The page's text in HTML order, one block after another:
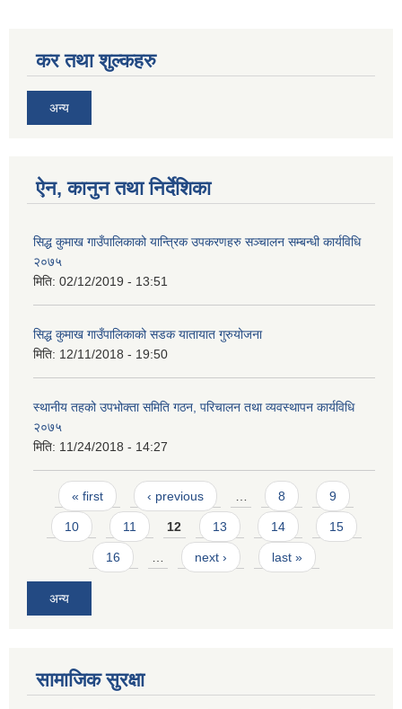
कर तथा शुल्कहरु
अन्य
ऐन, कानुन तथा निर्देशिका
सिद्ध कुमाख गाउँपालिकाको यान्त्रिक उपकरणहरु सञ्चालन सम्बन्धी कार्यविधि
२०७५
मिति: 02/12/2019 - 13:51
सिद्ध कुमाख गाउँपालिकाको सडक यातायात गुरुयोजना
मिति: 12/11/2018 - 19:50
स्थानीय तहको उपभोक्ता समिति गठन, परिचालन तथा व्यवस्थापन कार्यविधि
२०७५
मिति: 11/24/2018 - 14:27
Pages
« first ‹ previous 8 9
10 11 12 13 14 15
16 next › last »
अन्य
सामाजिक सुरक्षा